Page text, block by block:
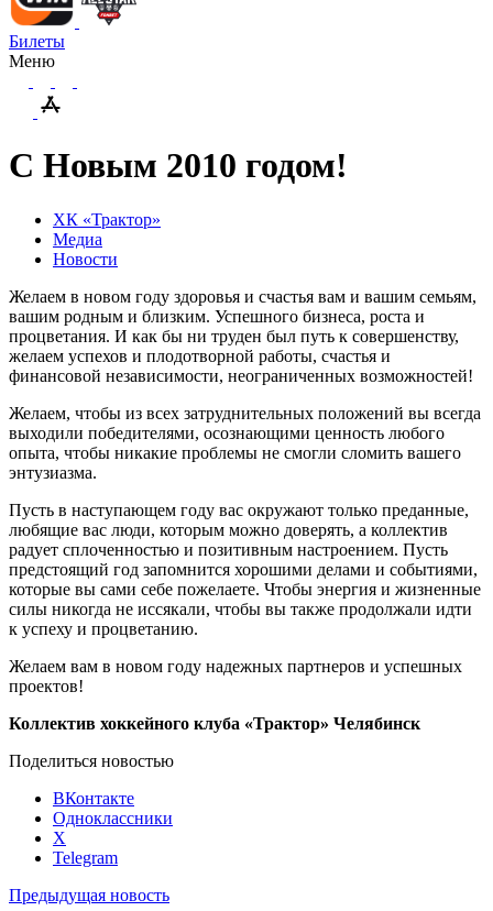
Билеты
Меню
С Новым 2010 годом!
ХК «Трактор»
Медиа
Новости
Желаем в новом году здоровья и счастья вам и вашим семьям,
вашим родным и близким. Успешного бизнеса, роста и
процветания. И как бы ни труден был путь к совершенству,
желаем успехов и плодотворной работы, счастья и
финансовой независимости, неограниченных возможностей!
Желаем, чтобы из всех затруднительных положений вы всегда
выходили победителями, осознающими ценность любого
опыта, чтобы никакие проблемы не смогли сломить вашего
энтузиазма.
Пусть в наступающем году вас окружают только преданные,
любящие вас люди, которым можно доверять, а коллектив
радует сплоченностью и позитивным настроением. Пусть
предстоящий год запомнится хорошими делами и событиями,
которые вы сами себе пожелаете. Чтобы энергия и жизненные
силы никогда не иссякали, чтобы вы также продолжали идти
к успеху и процветанию.
Желаем вам в новом году надежных партнеров и успешных
проектов!
Коллектив хоккейного клуба «Трактор» Челябинск
Поделиться новостью
ВКонтакте
Одноклассники
X
Telegram
Предыдущая новость